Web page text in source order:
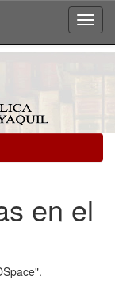
en el